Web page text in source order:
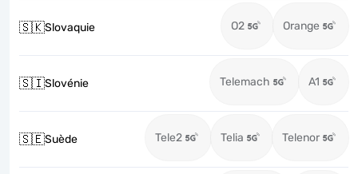
🇸🇰Slovaquie O2 Orange
🇸🇮Slovénie Telemach A1
🇸🇪Suède Tele2 Telia Telenor